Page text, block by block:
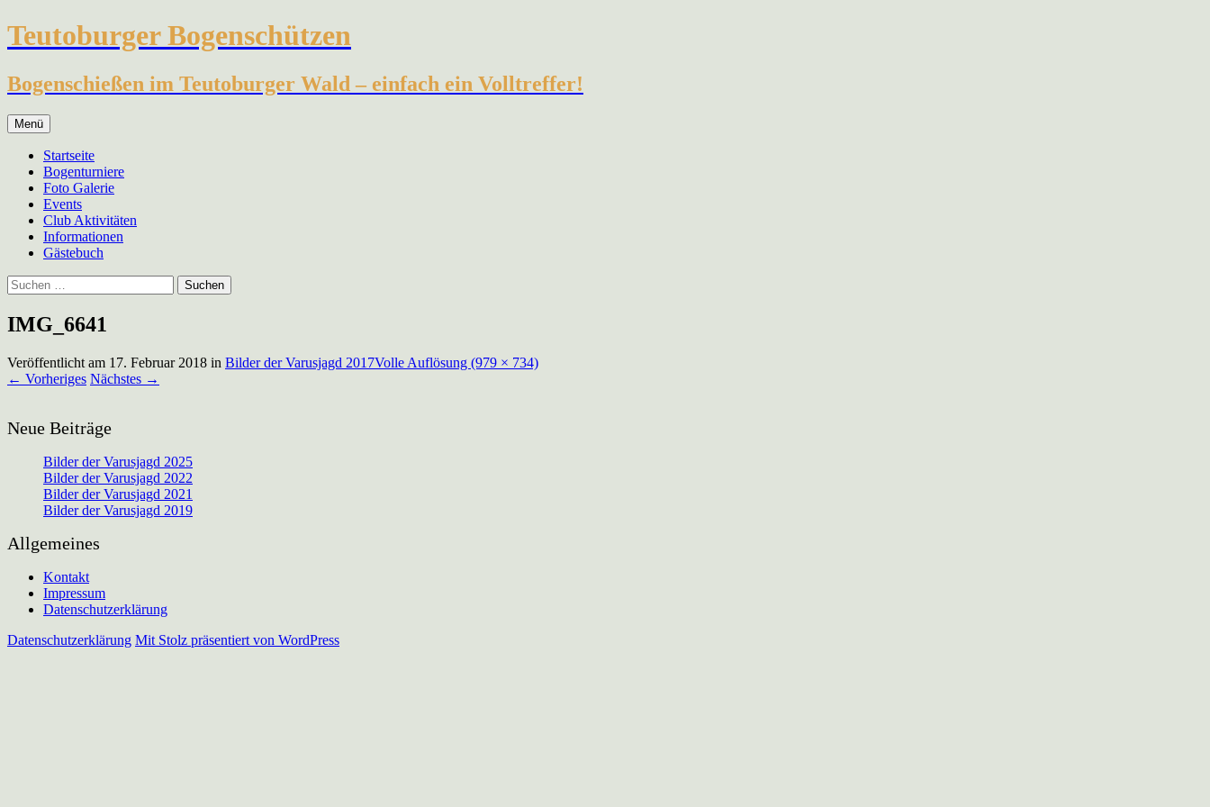
Teutoburger Bogenschützen
Bogenschießen im Teutoburger Wald – einfach ein Volltreffer!
Menü Zum
Inhalt
springen
Startseite
Bogenturniere
Foto Galerie
Events
Club Aktivitäten
Informationen
Gästebuch
Suchen
nach:
IMG_6641
Veröffentlicht am 17. Februar 2018 in Bilder der Varusjagd 2017Volle Auflösung (979 × 734)
← Vorheriges Nächstes →
Neue Beiträge
Bilder der Varusjagd 2025
Bilder der Varusjagd 2022
Bilder der Varusjagd 2021
Bilder der Varusjagd 2019
Allgemeines
Kontakt
Impressum
Datenschutzerklärung
Datenschutzerklärung Mit Stolz präsentiert von WordPress